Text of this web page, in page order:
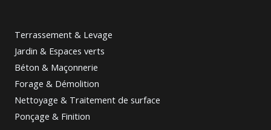
Terrassement & Levage
Jardin & Espaces verts
Béton & Maçonnerie
Forage & Démolition
Nettoyage & Traitement de surface
Ponçage & Finition